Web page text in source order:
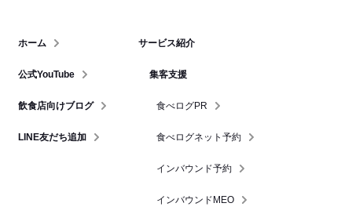
ホーム
公式YouTube
飲食店向けブログ
LINE友だち追加
サービス紹介
集客支援
食べログPR
食べログネット予約
インバウンド予約
インバウンドMEO